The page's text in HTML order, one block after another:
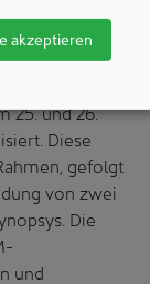
Generation
Potenzial
25. und 26.
Diese
gefolgt
von zwei
Die
und
akzeptieren